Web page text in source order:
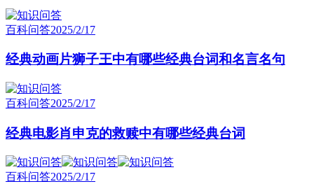
百科问答2025/2/17
经典动画片狮子王中有哪些经典台词和名言名句
百科问答2025/2/17
经典电影肖申克的救赎中有哪些经典台词
百科问答2025/2/17